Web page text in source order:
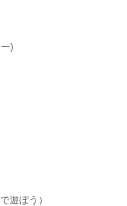
)
遊ぼう）